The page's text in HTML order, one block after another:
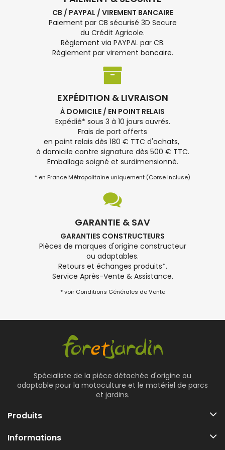
CB / PAYPAL / VIREMENT BANCAIRE
Paiement par CB sécurisé 3D Secure
du Crédit Agricole.
Règlement via PAYPAL par CB.
Règlement par virement bancaire.
EXPÉDITION & LIVRAISON
À DOMICILE / EN POINT RELAIS
Expédié* sous 3 à 10 jours ouvrés.
Frais de port offerts
en point relais dès 180 € TTC d'achats,
à domicile contre signature dès 500 € TTC.
Emballage soigné et surdimensionné.
* en France Métropolitaine uniquement (Corse incluse)
GARANTIE & SAV
GARANTIES CONSTRUCTEURS
Pièces de marques d'origine constructeur
ou adaptables.
Retours et échanges produits*.
Service Après-Vente & Assistance.
* voir Conditions Générales de Vente
Spécialiste de la pièce détachée d'origine ou
adaptable pour la motoculture et le matériel de parcs
et jardins.
Produits
Informations